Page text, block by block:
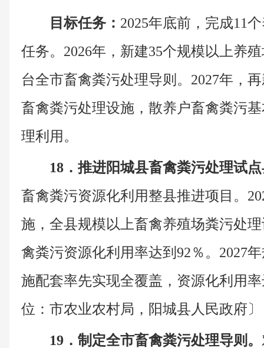
目标任务： 2025年底前，完成11
任务。2026年，新建35个规模以上养
台全市畜禽粪污处理导则。2027年，
畜禽粪污处理设施，散养户畜禽粪污
理利用。
18．推进阳城县畜禽粪污处理试
畜禽粪污资源化利用整县推进项目。
施，全县规模以上畜禽养殖场粪污处
禽粪污资源化利用率达到92％。2027
施配套率先实现全覆盖，资源化利用
位：市农业农村局，阳城县人民政府〕
19．制定全市畜禽粪污处理导则。